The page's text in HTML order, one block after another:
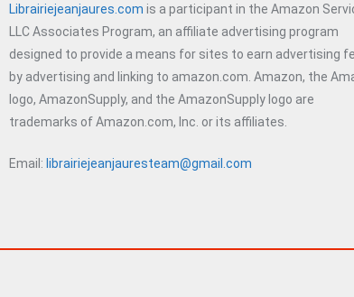
Librairiejeanjaures.com is a participant in the Amazon
LLC Associates Program, an affiliate advertising program
designed to provide a means for sites to earn advertising
by advertising and linking to amazon.com. Amazon, the
logo, AmazonSupply, and the AmazonSupply logo are
trademarks of Amazon.com, Inc. or its affiliates.
Email: librairiejeanjauresteam@gmail.com